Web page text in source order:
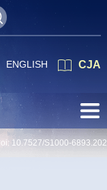
CJA
ENGLISH
10.7527/S1000-